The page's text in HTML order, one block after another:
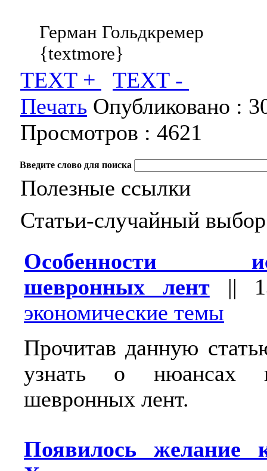
Герман Гольдкремер
{textmore}
TEXT +
TEXT -
Печать Опубликовано :
Просмотров : 4621
Введите слово для поиска
Полезные ссылки
Статьи-случайный выбор
Особенности
шевронных лент||
экономические темы
Прочитав данную
узнать о нюансах
шевронных лент.
Появилось желание